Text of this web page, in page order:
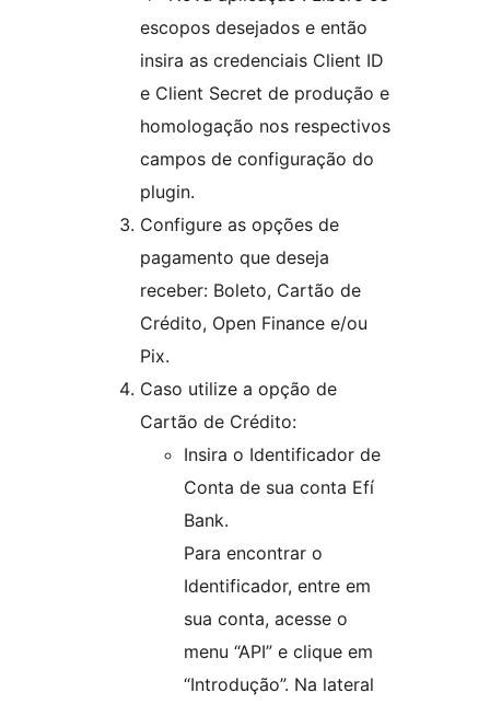
escopos desejados e então
insira as credenciais Client ID
e Client Secret de produção e
homologação nos respectivos
campos de configuração do
plugin.
Configure as opções de
pagamento que deseja
receber: Boleto, Cartão de
Crédito, Open Finance e/ou
Pix.
Caso utilize a opção de
Cartão de Crédito:
Insira o Identificador de
Conta de sua conta Efí
Bank.
Para encontrar o
Identificador, entre em
sua conta, acesse o
menu “API” e clique em
“Introdução”. Na lateral